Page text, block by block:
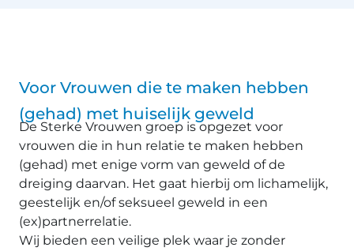
Voor Vrouwen die te maken hebben
(gehad) met huiselijk geweld
De Sterke Vrouwen groep is opgezet voor
vrouwen die in hun relatie te maken hebben
(gehad) met enige vorm van geweld of de
dreiging daarvan. Het gaat hierbij om lichamelijk,
geestelijk en/of seksueel geweld in een
(ex)partnerrelatie.
Wij bieden een veilige plek waar je zonder